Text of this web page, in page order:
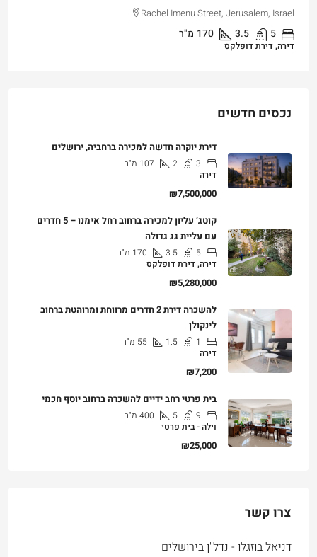
Rachel Imenu Street, Jerusalem, Israel
5
3.5
170 מ"ר
דירה, דירת דופלקס
נכסים חדשים
דירת יוקרה חדשה למכירה ברחביה, ירושלים
3
2
107 מ"ר
דירה
₪7,500,000
קוטג’ עליון למכירה ברחוב רחל אימנו – 5 חדרים
עם עליית גג גדולה
5
3.5
170 מ"ר
דירה, דירת דופלקס
₪5,280,000
להשכרה דירת 2 חדרים מרווחת ומרוהטת ברחוב
לינקולן
1
1.5
55 מ"ר
דירה
₪7,200
בית פרטי רחב ידיים להשכרה ברחוב יוסף חכמי
9
5
400 מ"ר
וילה - בית פרטי
₪25,000
צרו קשר
דניאל בוזגלו - נדל"ן בירושלים